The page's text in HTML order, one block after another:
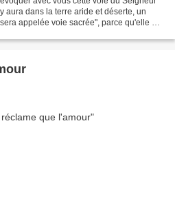
aura dans la terre aride et déserte, un
appelée voie sacrée", parce qu'elle est